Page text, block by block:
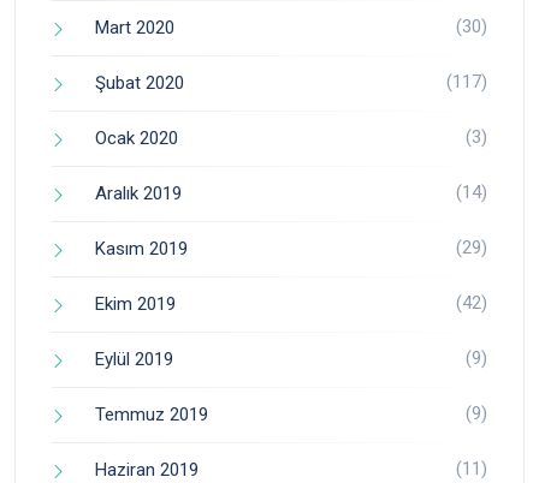
Mart 2020 (30)
Şubat 2020 (117)
Ocak 2020 (3)
Aralık 2019 (14)
Kasım 2019 (29)
Ekim 2019 (42)
Eylül 2019 (9)
Temmuz 2019 (9)
Haziran 2019 (11)